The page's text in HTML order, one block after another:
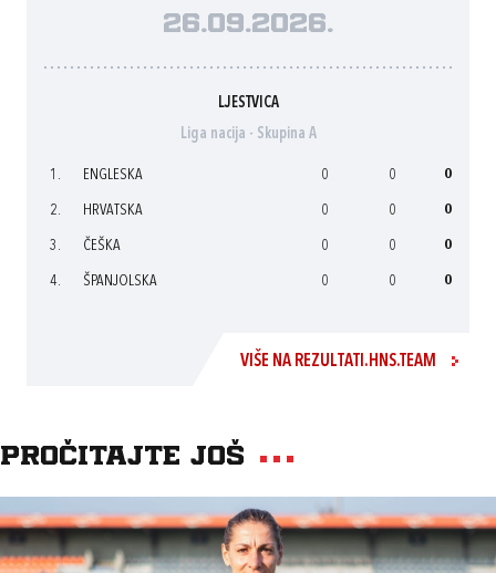
26.09.2026.
LJESTVICA
Liga nacija - Skupina A
1. ENGLESKA 0 0 0
2. HRVATSKA 0 0 0
3. ČEŠKA 0 0 0
4. ŠPANJOLSKA 0 0 0
VIŠE NA REZULTATI.HNS.TEAM
Pročitajte još